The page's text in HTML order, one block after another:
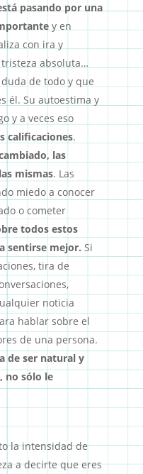
pasando por una
y en
con ira y
absoluta…
de todo y que
él. Su autoestima y
y a veces eso
calificaciones.
las
mismas. Las
miedo a conocer
o cometer
todos estos
sentirse mejor. Si
tira de
noticia
hablar sobre el
de una persona.
de ser natural y
no sólo le
la intensidad de
a decirte que eres